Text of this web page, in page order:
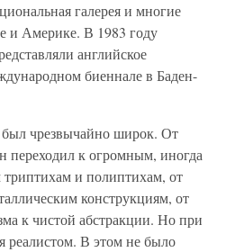
галерея и многие
и Америке. В 1983 году
английское
биеннале в Баден-
был чрезвычайно широк. От
к огромным, иногда
и полиптихам, от
конструкциям, от
к чистой абстракции. Но при
реалистом. В этом не было